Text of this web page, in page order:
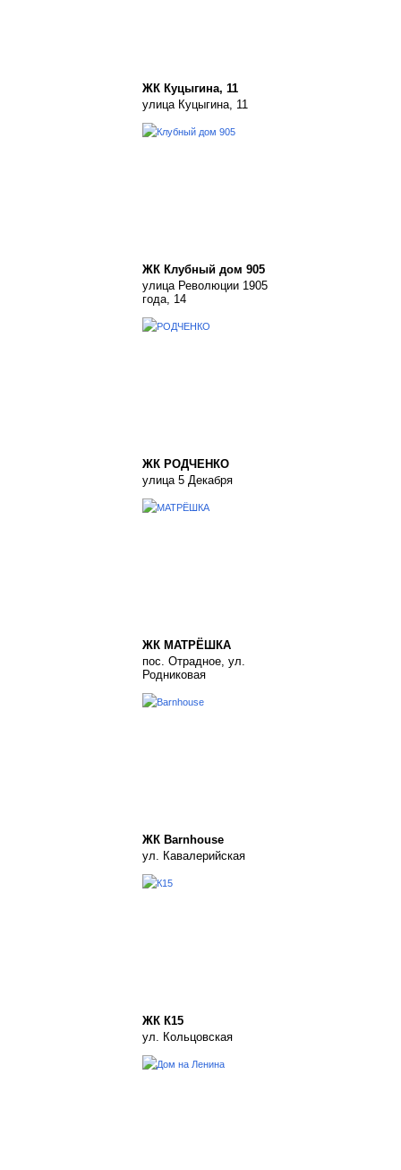
ЖК Куцыгина, 11
улица Куцыгина, 11
ЖК Клубный дом 905
улица Революции 1905
года, 14
ЖК РОДЧЕНКО
улица 5 Декабря
ЖК МАТРЁШКА
пос. Отрадное, ул.
Родниковая
ЖК Barnhouse
ул. Кавалерийская
ЖК К15
ул. Кольцовская